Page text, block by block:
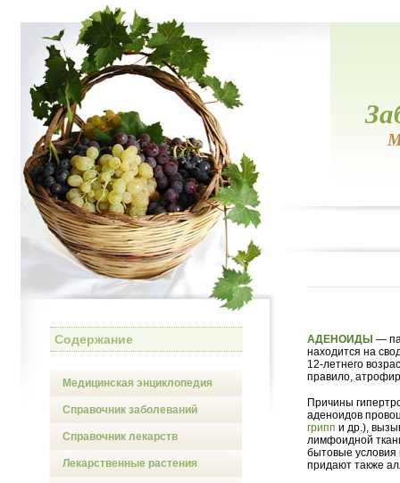
Содержание
Медицинская энциклопедия
Справочник заболеваний
Справочник лекарств
Лекарственные растения
АДЕНОИДЫ —
находится на
12-летнего
правило,
Причины
аденоидов
грипп и др.),
лимфоидной
бытовые условия
придают также